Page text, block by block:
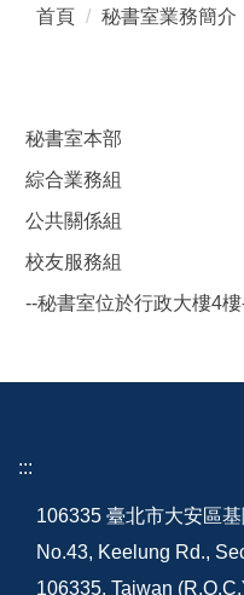
首頁 秘書室業務簡介
秘書室本部
綜合業務組
公共關係組
校友服務組
--秘書室位於行政大樓4
:::
106335 臺北市大安區
No.43, Keelung Rd.,
106335, Taiwan